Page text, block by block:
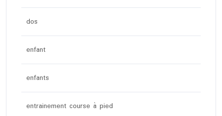
dos
enfant
enfants
entrainement course à pied